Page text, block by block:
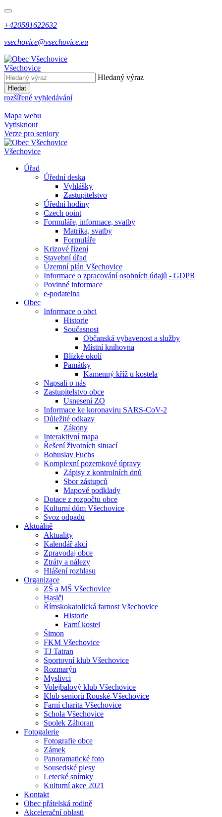
+420581622632
vsechovice@vsechovice.eu
Všechovice
Hledaný výraz
Hledat
rozšířené vyhledávání
Mapa webu
Vytisknout
Verze pro seniory
Všechovice
Úřad
Úřední deska
Vyhlášky
Zastupitelstvo
Úřední hodiny
Czech point
Formuláře, informace, svatby
Matrika, svatby
Formuláře
Krizové řízení
Stavební úřad
Územní plán Všechovice
Informace o zpracování osobních údajů - GDPR
Povinné informace
e-podatelna
Obec
Informace o obci
Historie
Současnost
Občanská vybavenost a služby
Místní knihovna
Blízké okolí
Památky
Kamenný kříž u kostela
Napsali o nás
Zastupitelstvo obce
Usnesení ZO
Informace ke koronaviru SARS-CoV-2
Důležité odkazy
Zákony
Interaktivní mapa
Řešení životních situací
Bohuslav Fuchs
Komplexní pozemkové úpravy
Zápisy z kontrolních dnů
Sbor zástupců
Mapové podklady
Dotace z rozpočtu obce
Kulturní dům Všechovice
Svoz odpadu
Aktuálně
Aktuality
Kalendář akcí
Zpravodaj obce
Ztráty a nálezy
Hlášení rozhlasu
Organizace
ZŠ a MŠ Všechovice
Hasiči
Římskokatolická farnost Všechovice
Historie
Farní kostel
Šimon
FKM Všechovice
TJ Tatran
Sportovní klub Všechovice
Rozmarýn
Myslivci
Volejbalový klub Všechovice
Klub seniorů Rouské-Všechovice
Farní charita Všechovice
Schola Všechovice
Spolek Záhoran
Fotogalerie
Fotografie obce
Zámek
Panoramatické foto
Sousedské plesy
Letecké snímky
Kulturní akce 2021
Kontakt
Obec přátelská rodině
Akcelerační oblasti